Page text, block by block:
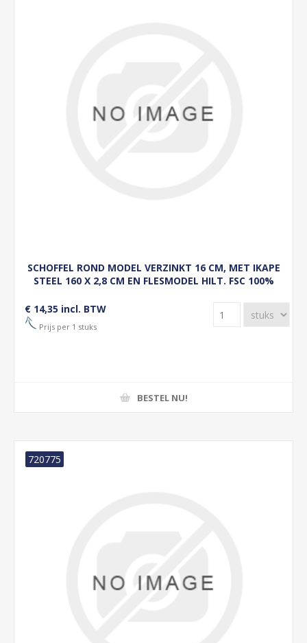
SCHOFFEL ROND MODEL VERZINKT 16 CM, MET IKAPE
STEEL 160 X 2,8 CM EN FLESMODEL HILT. FSC 100%
€ 14,35 incl. BTW
Prijs per 1 stuks
BESTEL NU!
720775